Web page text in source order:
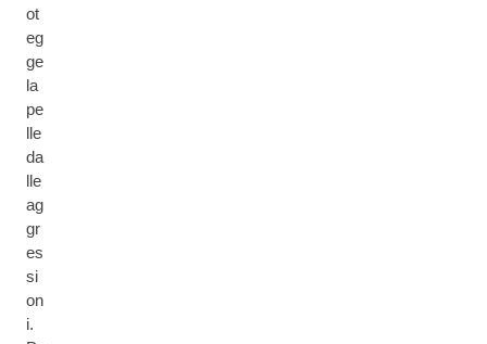
ot
eg
ge
la
pe
lle
da
lle
ag
gr
es
si
on
i.